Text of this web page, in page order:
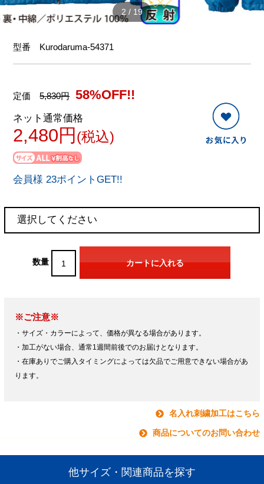
2 / 19
型番 Kurodaruma-54371
定価5,830円 58%OFF!!
ネット通常価格
2,480円 (税込)
会員様 23ポイントGET!!
数量
※ご注意※
・サイズ・カラーによって、価格が異なる場合があります。
・加工がない場合、通常1週間前後でのお届けとなります。
・在庫ありでご購入タイミングによっては欠品でご用意できない場合があ
ります。
名入れ刺繍加工はこちら
商品についてのお問い合わせ
他サイズ・関連商品を探す